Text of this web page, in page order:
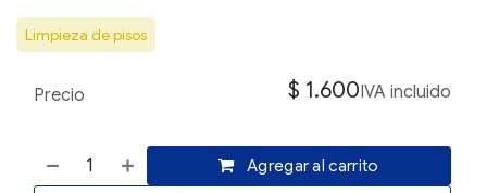
Limpieza de pisos
Agregar al carrito
Precio $ 1.600IVA incluido